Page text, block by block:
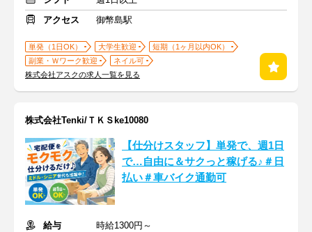
アクセス
御幣島駅
単発（1日OK） 大学生歓迎
短期（1ヶ月以内OK）
副業・Ｗワーク歓迎
ネイル可
株式会社アスクの求人一覧を見る
株式会社Tenki/ＴＫＳke10080
【仕分けスタッフ】単発で、週1日
で…自由に＆サクっと稼げる♪＃日
払い＃車バイク通勤可
給与
時給1300円～